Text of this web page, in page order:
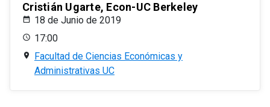
Cristián Ugarte, Econ-UC Berkeley
18 de Junio de 2019
17:00
Facultad de Ciencias Económicas y
Administrativas UC